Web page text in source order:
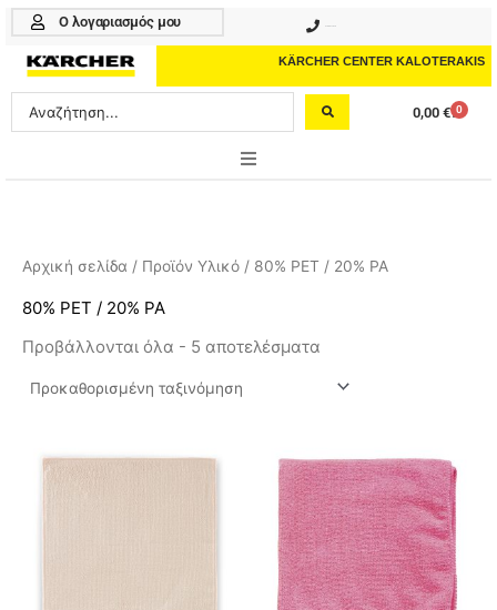
Μετάβαση
περιεχόμενο
Ο λογαριασμός μου
KÄRCHER CENTER KALOTERAKIS
Search
...
0,00 € 0
Cart
PROFESSIONAL
ΑΞΕΣΟΥΑΡ
ΚΑΘΑΡΙΣΤΙΚΑ
Αρχική σελίδα / Προϊόν Υλικό / 80% PET / 20% PA
80% PET / 20% PA
Προβάλλονται όλα - 5 αποτελέσματα